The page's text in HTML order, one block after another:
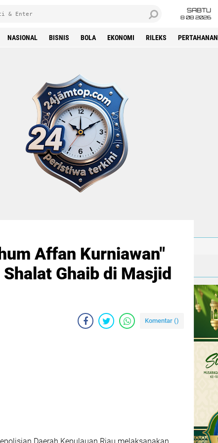
SABTU
8 08 2026
NASIONAL BISNIS BOLA EKONOMI RILEKS PERTAHANAN
Affan Kurniawan"
Ghaib di Masjid
Komentar ()